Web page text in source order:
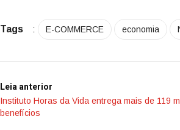
Tags : E-COMMERCE economia
Leia anterior
Instituto Horas da Vida entrega mais de 119
benefícios